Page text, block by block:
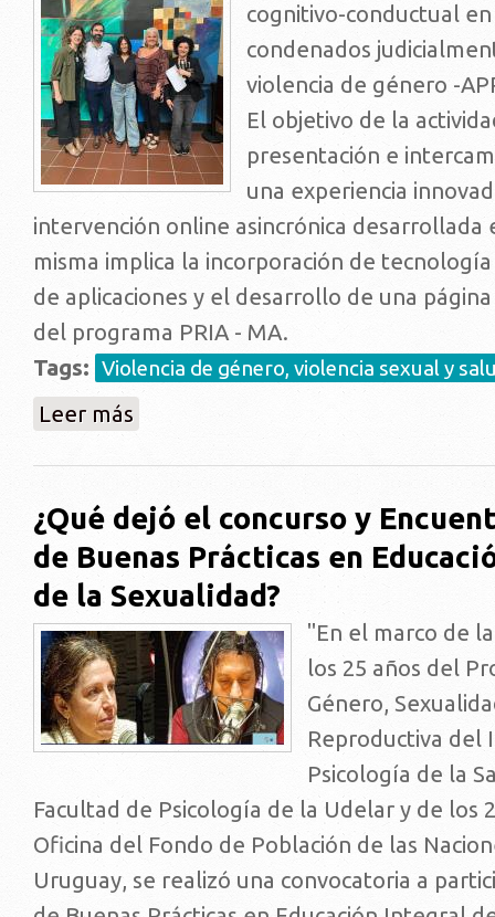
cognitivo-conductual
condenados
violencia de género -
El objetivo de la
presentación e
una experiencia
intervención online asincrónica desarrollada
misma implica la incorporación de
de aplicaciones y el desarrollo de una
del programa PRIA - MA.
Tags: Violencia de género, violencia sexual y
Leer más
¿Qué dejó el concurso y
de Buenas Prácticas en
de la Sexualidad?
"En el marco de
los 25 años del
Género,
Reproductiva del
Psicología de la
Facultad de Psicología de la Udelar y de los
Oficina del Fondo de Población de las
Uruguay, se realizó una convocatoria a